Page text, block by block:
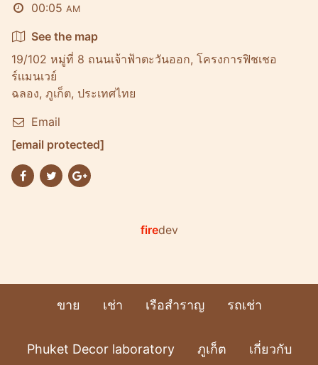
00:05 AM
See the map
19/102 หมู่ที่ 8 ถนนเจ้าฟ้าตะวันออก, โครงการฟิชเชอ
ร์เเมนเวย์
ฉลอง, ภูเก็ต, ประเทศไทย
Email
[email protected]
firedev
ขาย เช่า เรือสำราญ รถเช่า
Phuket Decor laboratory ภูเก็ต เกี่ยวกับ